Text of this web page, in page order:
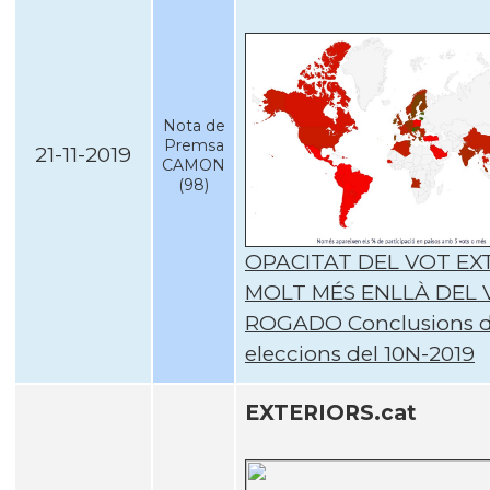
21-11-2019
Nota de
Premsa
CAMON
(98)
OPACITAT DEL VOT
MOLT MÉS ENLLÀ DEL
ROGADO Conclusions
eleccions del 10N-2019
EXTERIORS.cat